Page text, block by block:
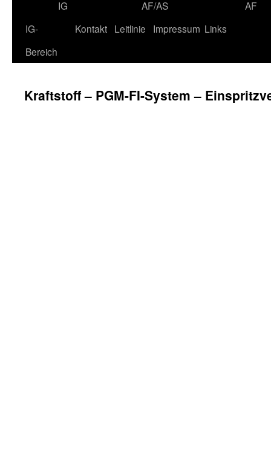
IG
AF/AS
AF
IG-
Bereich
Kontakt Leitlinie Impressum Links
Kraftstoff – PGM-FI-System –